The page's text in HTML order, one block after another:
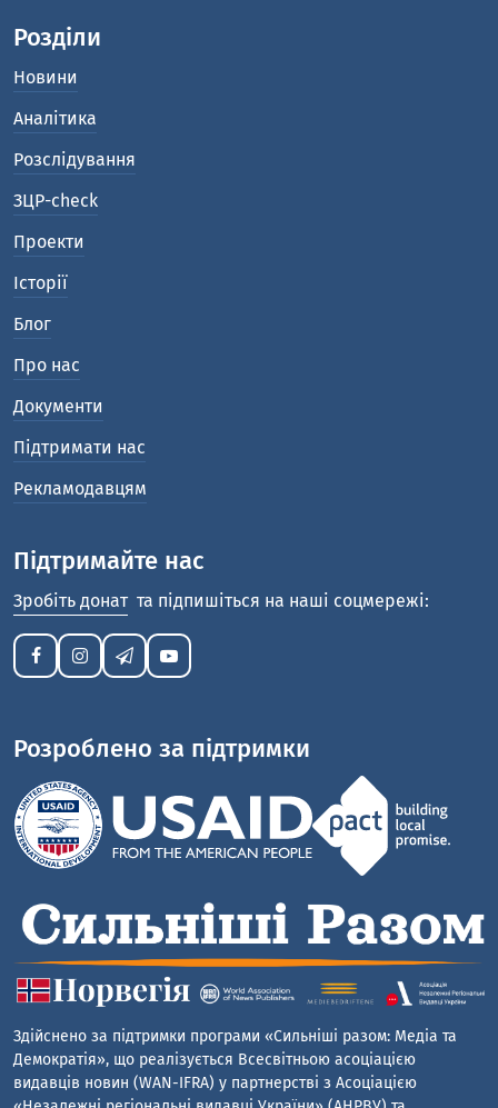
Розділи
Новини
Аналітика
Розслідування
ЗЦР-check
Проекти
Історії
Блог
Про нас
Документи
Підтримати нас
Рекламодавцям
Підтримайте нас
Зробіть донат та підпишіться на наші соцмережі:
Розроблено за підтримки
Здійснено за підтримки програми «Сильніші разом: Медіа та
Демократія», що реалізується Всесвітньою асоціацією
видавців новин (WAN-IFRA) у партнерстві з Асоціацією